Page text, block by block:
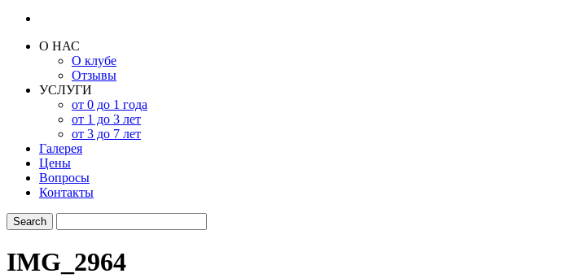
О НАС
О клубе
Отзывы
УСЛУГИ
от 0 до 1 года
от 1 до 3 лет
от 3 до 7 лет
Галерея
Цены
Вопросы
Контакты
IMG_2964